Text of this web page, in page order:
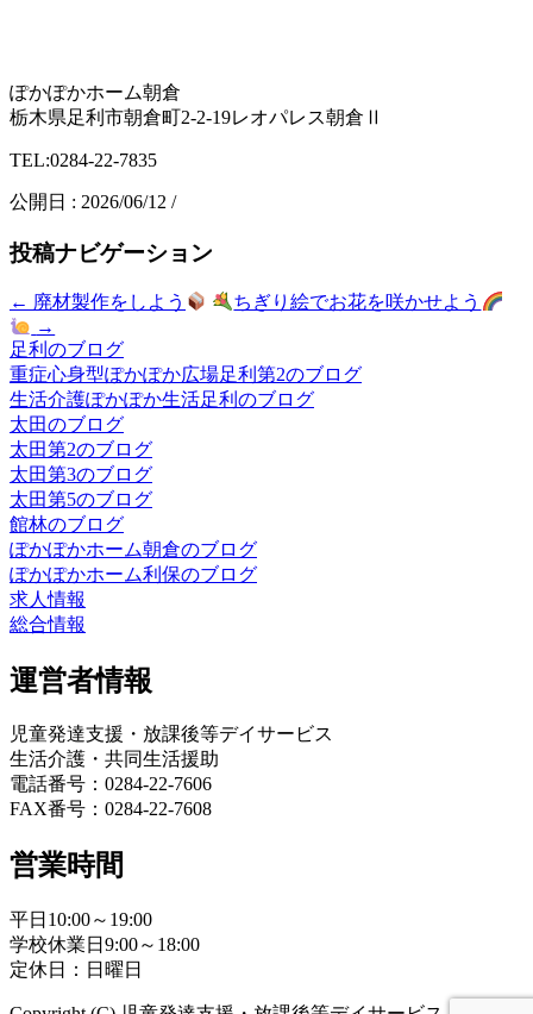
ぽかぽかホーム朝倉
栃木県足利市朝倉町2-2-19レオパレス朝倉Ⅱ
TEL:0284-22-7835
公開日 : 2026/06/12 /
投稿ナビゲーション
← 廃材製作をしよう
ちぎり絵でお花を咲かせよう
→
足利のブログ
重症心身型ぽかぽか広場足利第2のブログ
生活介護ぽかぽか生活足利のブログ
太田のブログ
太田第2のブログ
太田第3のブログ
太田第5のブログ
館林のブログ
ぽかぽかホーム朝倉のブログ
ぽかぽかホーム利保のブログ
求人情報
総合情報
運営者情報
児童発達支援・放課後等デイサービス
生活介護・共同生活援助
電話番号：0284-22-7606
FAX番号：0284-22-7608
営業時間
平日10:00～19:00
学校休業日9:00～18:00
定休日：日曜日